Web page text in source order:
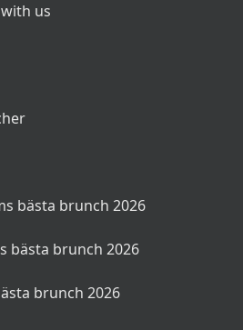
us
bästa brunch 2026
bästa brunch 2026
brunch 2026